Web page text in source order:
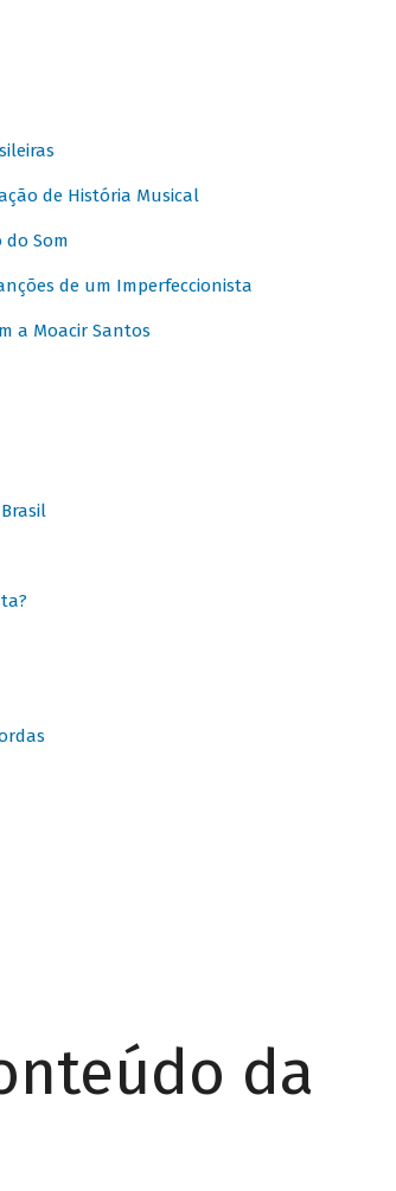
de História Musical
do Som
de um Imperfeccionista
a Moacir Santos
Brasil
da